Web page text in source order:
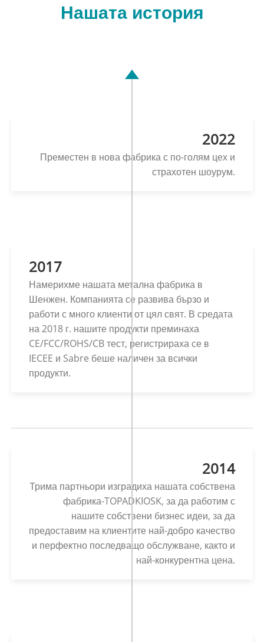
Нашата история
2022
Преместен в нова фабрика с по-голям цех и
страхотен шоурум.
2017
Намерихме нашата метална фабрика в
Шенжен. Компанията се развива бързо и
работи с много клиенти от цял ​​свят. В средата
на 2018 г. нашите продукти преминаха
CE/FCC/ROHS/CB тест, регистрираха се в
IECEE и Sabre беше наличен за всички
продукти.
2014
Трима партньори изградиха нашата собствена
фабрика-TOPADKIOSK, за да работим с
нашите собствени бизнес идеи, за да
предоставим на клиентите най-добро качество
и перфектно последващо обслужване, както и
най-конкурентна цена.